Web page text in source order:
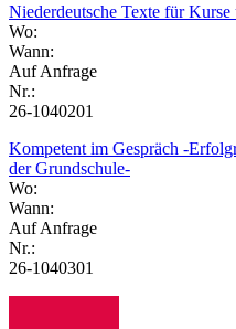
Niederdeutsche Texte für
Wo:
Wann:
Auf Anfrage
Nr.:
26-1040201
Kompetent im Gespräch -
der Grundschule-
Wo:
Wann:
Auf Anfrage
Nr.:
26-1040301